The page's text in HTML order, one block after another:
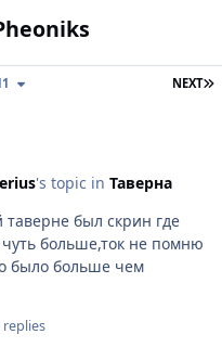
NEXT
's topic in Таверна
таверне был скрин где
больше,ток не помню
было больше чем
replies